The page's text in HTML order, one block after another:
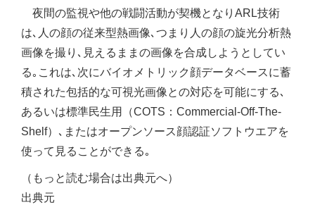
夜間の監視や他の戦闘活動が契機となりARL技術
は､人の顔の従来型熱画像､つまり人の顔の旋光分析熱
画像を撮り､見えるままの画像を合成しようとしてい
る｡これは､次にバイオメトリック顔データベースに蓄
積された包括的な可視光画像との対応を可能にする､
あるいは標準民生用（COTS：Commercial-Off-The-
Shelf）､またはオープンソース顔認証ソフトウエアを
使って見ることができる｡
（もっと読む場合は出典元へ）
出典元